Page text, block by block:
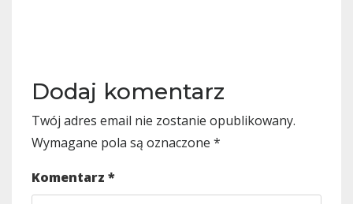
Dodaj komentarz
Twój adres email nie zostanie opublikowany.
Wymagane pola są oznaczone *
Komentarz *